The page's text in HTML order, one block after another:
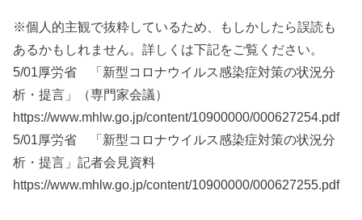
※個人的主観で抜粋しているため、もしかしたら誤読も
あるかもしれません。詳しくは下記をご覧ください。
5/01厚労省 「新型コロナウイルス感染症対策の状況分
析・提言」（専門家会議）
https://www.mhlw.go.jp/content/10900000/000627254.pdf
5/01厚労省 「新型コロナウイルス感染症対策の状況分
析・提言」記者会見資料
https://www.mhlw.go.jp/content/10900000/000627255.pdf